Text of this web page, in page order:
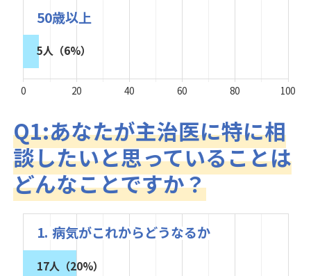
50歳以上
5人（6%）
0 20 40 60 80 100
Q1:あなたが主治医に特に相
談したいと思っていることは
どんなことですか？
1. 病気がこれからどうなるか
17人（20%）